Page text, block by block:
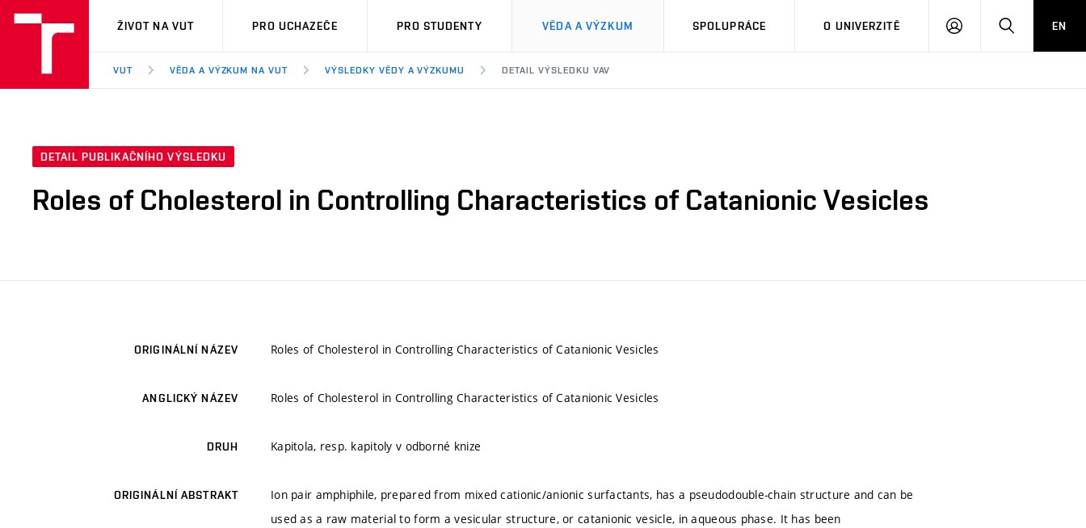
VUT
ŽIVOT NA VUT PRO UCHAZEČE PRO STUDENTY VĚDA A VÝZKUM SPOLUPRÁCE O UNIVERZITĚ
PŘIHLÁSIT HLEDATEN
VUT VĚDA A VÝZKUM NA VUT VÝSLEDKY VĚDY A VÝZKUMU DETAIL VÝSLEDKU VAV
DETAIL PUBLIKAČNÍHO VÝSLEDKU
Roles of Cholesterol in Controlling Characteristics of Catanionic Vesicles
ORIGINÁLNÍ NÁZEV Roles of Cholesterol in Controlling Characteristics of Catanionic Vesicles
ANGLICKÝ NÁZEV Roles of Cholesterol in Controlling Characteristics of Catanionic Vesicles
DRUH Kapitola, resp. kapitoly v odborné knize
ORIGINÁLNÍ ABSTRAKT
Ion pair amphiphile, prepared from mixed cationic/anionic surfactants, has a pseudodouble-chain structure and can be
used as a raw material to form a vesicular structure, or catanionic vesicle, in aqueous phase. It has been